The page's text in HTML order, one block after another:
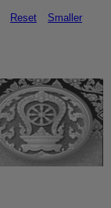
Reset Smaller